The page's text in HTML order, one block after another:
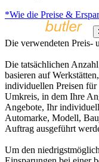
*Wie die Preise &
Die verwendeten Preis-
Die tatsächlichen
basieren auf
individuellen Preisen
Umkreis, in dem Ihre
Angebote, Ihr
Automarke, Modell,
Auftrag ausgeführt
Um den